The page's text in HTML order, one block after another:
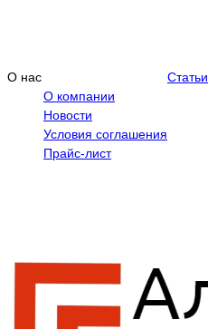
О нас
О компании
Новости
Условия соглашения
Прайс-лист
Статьи